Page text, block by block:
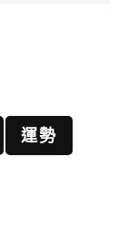
運勢